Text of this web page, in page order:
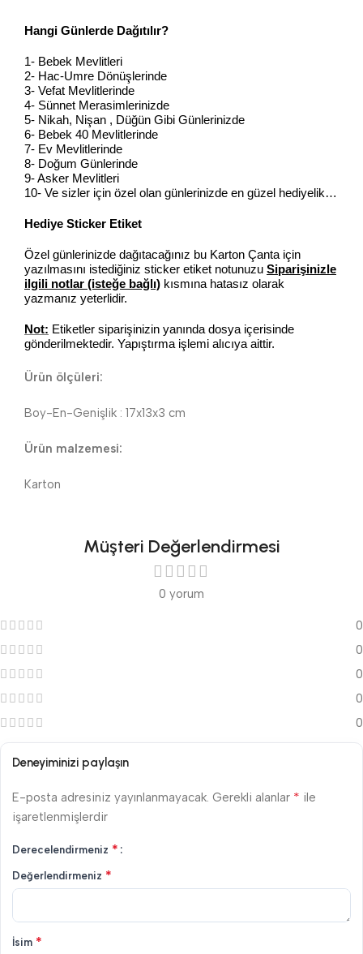
Hangi Günlerde Dağıtılır?
1- Bebek Mevlitleri
2- Hac-Umre Dönüşlerinde
3- Vefat Mevlitlerinde
4- Sünnet Merasimlerinizde
5- Nikah, Nişan , Düğün Gibi Günlerinizde
6- Bebek 40 Mevlitlerinde
7- Ev Mevlitlerinde
8- Doğum Günlerinde
9- Asker Mevlitleri
10- Ve sizler için özel olan günlerinizde en güzel hediyelik…
Hediye Sticker Etiket
Özel günlerinizde dağıtacağınız bu Karton Çanta için
yazılmasını istediğiniz sticker etiket notunuzu Siparişinizle
ilgili notlar (isteğe bağlı) kısmına hatasız olarak
yazmanız yeterlidir.
Not: Etiketler siparişinizin yanında dosya içerisinde
gönderilmektedir. Yapıştırma işlemi alıcıya aittir.
Ürün ölçüleri:
Boy-En-Genişlik : 17x13x3 cm
Ürün malzemesi:
Karton
Müşteri Değerlendirmesi
0 yorum
0
0
0
0
0
Deneyiminizi paylaşın
E-posta adresiniz yayınlanmayacak. Gerekli alanlar * ile
işaretlenmişlerdir
Derecelendirmeniz *
Değerlendirmeniz *
İsim *